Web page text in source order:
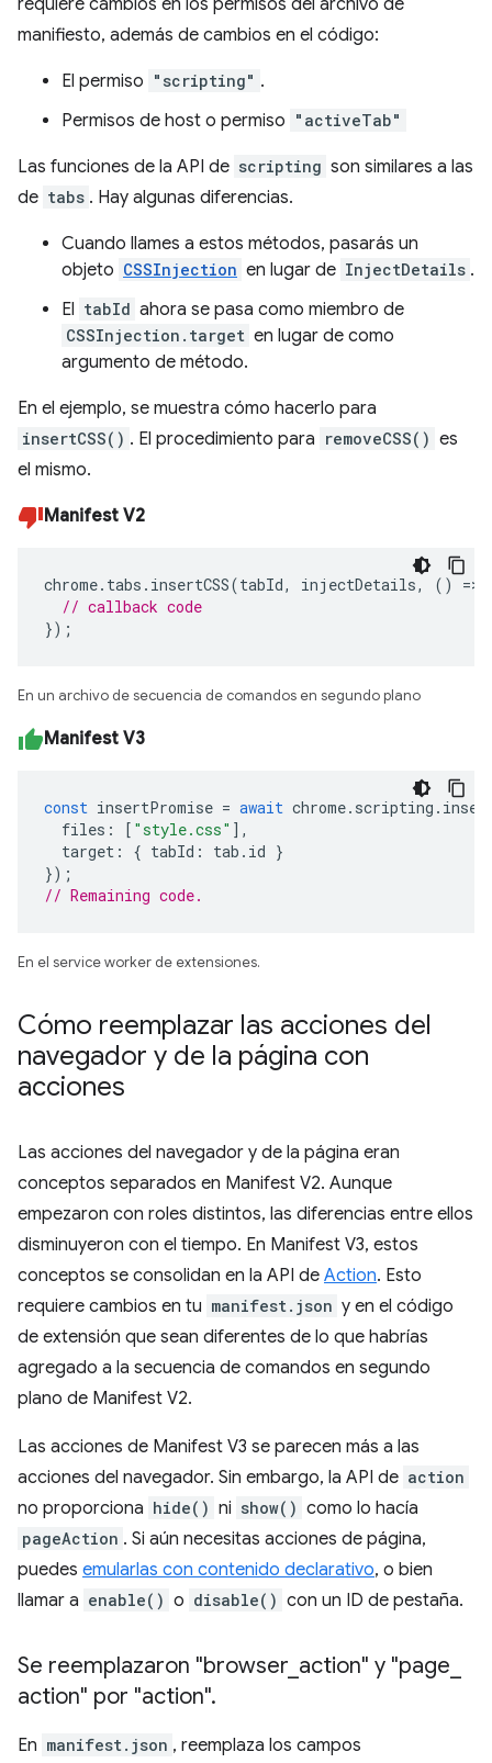
manifiesto, además de cambios en el código:
El permiso "scripting" .
Permisos de host o permiso "activeTab"
Las funciones de la API de scripting son similares a las
de tabs . Hay algunas diferencias.
Cuando llames a estos métodos, pasarás un
objeto CSSInjection en lugar de InjectDetails .
El tabId ahora se pasa como miembro de
CSSInjection.target en lugar de como
argumento de método.
En el ejemplo, se muestra cómo hacerlo para
insertCSS() . El procedimiento para removeCSS() es
el mismo.
Manifest V2
chrome. tabs . insertCSS(tabId, injectDetails, () =>
// callback code
});
En un archivo de secuencia de comandos en segundo plano
Manifest V3
const insertPromise = await chrome. scripting .
files : [ "style.css" ],
target : { tabId : tab . id }
});
// Remaining code.
En el service worker de extensiones.
Cómo reemplazar las acciones del
navegador y de la página con
acciones
Las acciones del navegador y de la página eran
conceptos separados en Manifest V2. Aunque
empezaron con roles distintos, las diferencias entre ellos
disminuyeron con el tiempo. En Manifest V3, estos
conceptos se consolidan en la API de Action. Esto
requiere cambios en tu manifest.json y en el código
de extensión que sean diferentes de lo que habrías
agregado a la secuencia de comandos en segundo
plano de Manifest V2.
Las acciones de Manifest V3 se parecen más a las
acciones del navegador. Sin embargo, la API de action
no proporciona hide() ni show() como lo hacía
pageAction . Si aún necesitas acciones de página,
puedes emularlas con contenido declarativo, o bien
llamar a enable() o disable() con un ID de pestaña.
Se reemplazaron "browser action" y "page
action" por "action".
En manifest.json , reemplaza los campos